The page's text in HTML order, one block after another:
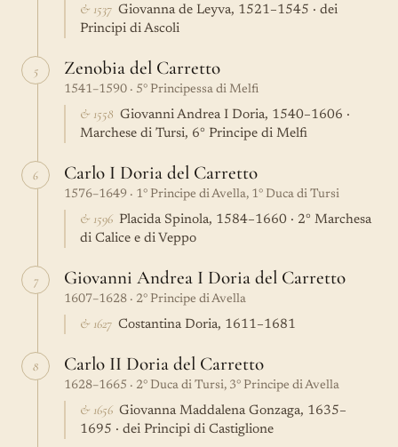
& 1537 Giovanna de Leyva, 1521–1545 · dei
Principi di Ascoli
5 Zenobia del Carretto
1541–1590 · 5° Principessa di Melfi
& 1558 Giovanni Andrea I Doria, 1540–1606 ·
Marchese di Tursi, 6° Principe di Melfi
6 Carlo I Doria del Carretto
1576–1649 · 1° Principe di Avella, 1° Duca di Tursi
& 1596 Placida Spinola, 1584–1660 · 2° Marchesa
di Calice e di Veppo
7 Giovanni Andrea I Doria del Carretto
1607–1628 · 2° Principe di Avella
& 1627 Costantina Doria, 1611–1681
8 Carlo II Doria del Carretto
1628–1665 · 2° Duca di Tursi, 3° Principe di Avella
& 1656 Giovanna Maddalena Gonzaga, 1635–
1695 · dei Principi di Castiglione